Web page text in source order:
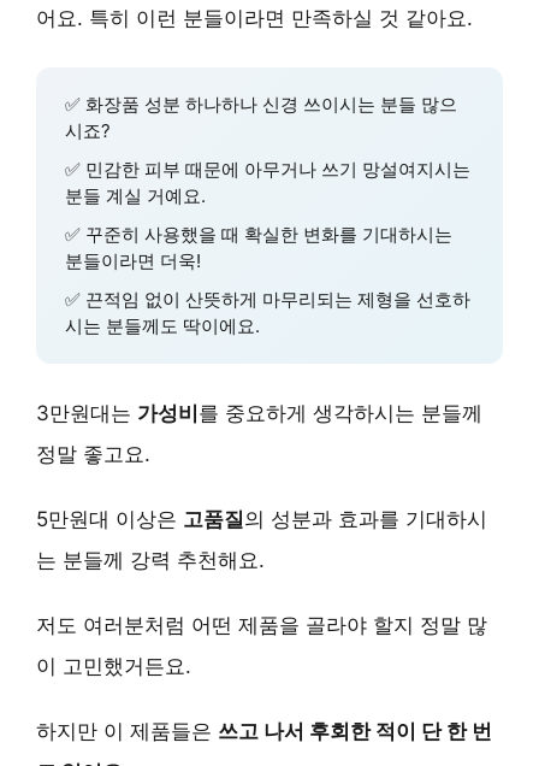
어요. 특히 이런 분들이라면 만족하실 것 같아요.
✅ 화장품 성분 하나하나 신경 쓰이시는 분들 많으
시죠?
✅ 민감한 피부 때문에 아무거나 쓰기 망설여지시는
분들 계실 거예요.
✅ 꾸준히 사용했을 때 확실한 변화를 기대하시는
분들이라면 더욱!
✅ 끈적임 없이 산뜻하게 마무리되는 제형을 선호하
시는 분들께도 딱이에요.
3만원대는 가성비를 중요하게 생각하시는 분들께
정말 좋고요.
5만원대 이상은 고품질의 성분과 효과를 기대하시
는 분들께 강력 추천해요.
저도 여러분처럼 어떤 제품을 골라야 할지 정말 많
이 고민했거든요.
하지만 이 제품들은 쓰고 나서 후회한 적이 단 한 번